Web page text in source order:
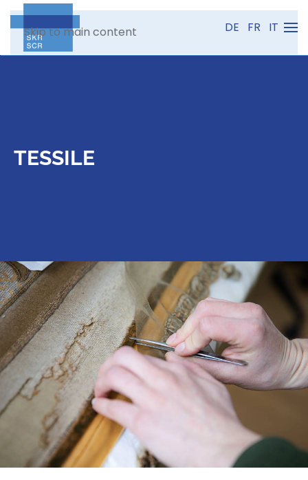
Skip to main content DE FR IT
TESSILE